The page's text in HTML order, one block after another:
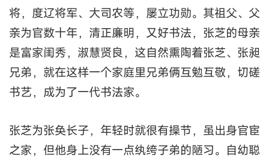
将，度辽将军、大司农等，屡立功勋。其祖父、父
亲为官数十年，清正廉明，又好书法，张芝的母亲
是富家闺秀，淑慧贤良，这自然熏陶着张芝、张昶
兄弟，就在这样一个家庭里兄弟俩互勉互敬，切磋
书艺，成为了一代书法家。
张芝为张奂长子，年轻时就很有操节，虽出身官宦
之家，但他身上没有一点纨绔子弟的陋习。自幼聪